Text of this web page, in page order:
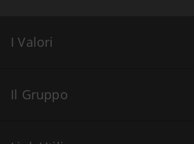
I Valori
Il Gruppo